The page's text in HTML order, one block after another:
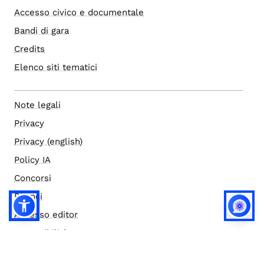
Accesso civico e documentale
Bandi di gara
Credits
Elenco siti tematici
Note legali
Privacy
Privacy (english)
Policy IA
Concorsi
Bilanci
Accesso editor
Accessibilità